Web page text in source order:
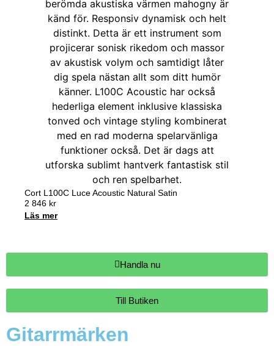
Cort L100C Luce Acoustic Natural Satin
2 846 kr
Läs mer
Handla nu
Till Butiken
Gitarrmärken